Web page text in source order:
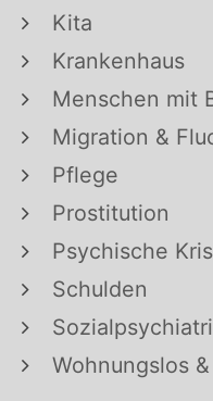
Kita
Krankenhaus
Menschen mit
Migration &
Pflege
Prostitution
Psychische
Schulden
Wohnungslos